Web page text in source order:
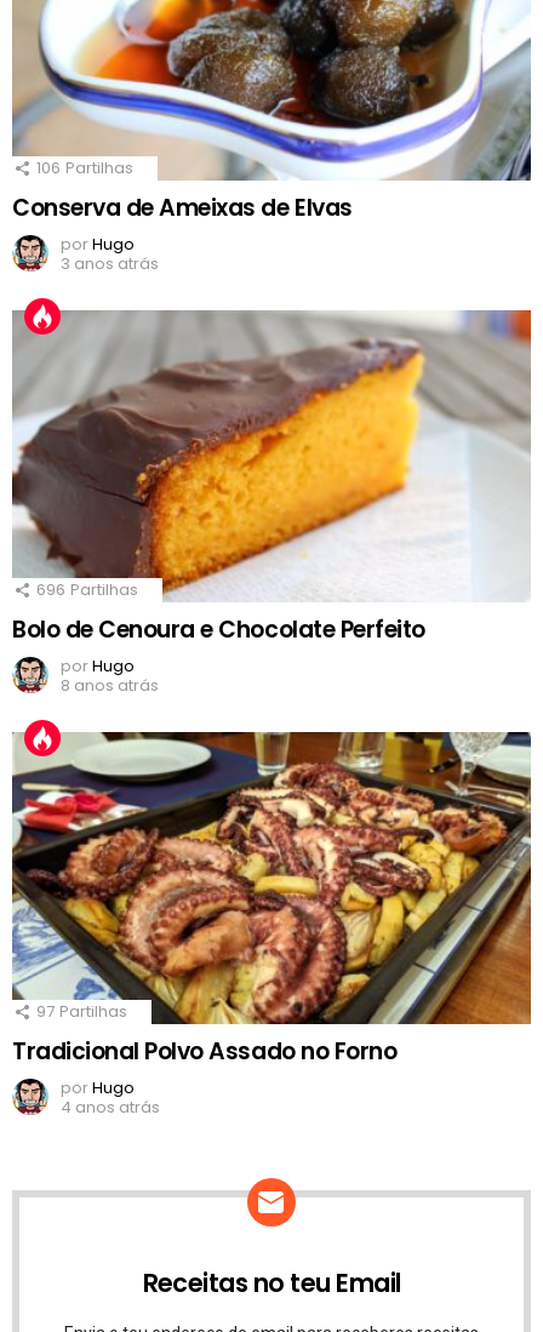
106 Partilhas
Conserva de Ameixas de Elvas
porHugo
3 anos atrás
696 Partilhas
Bolo de Cenoura e Chocolate Perfeito
porHugo
8 anos atrás
97 Partilhas
Tradicional Polvo Assado no Forno
porHugo
4 anos atrás
Receitas no teu Email